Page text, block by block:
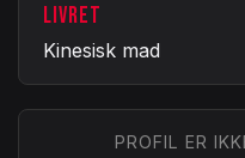
LIVRET
Kinesisk mad
PROFIL ER